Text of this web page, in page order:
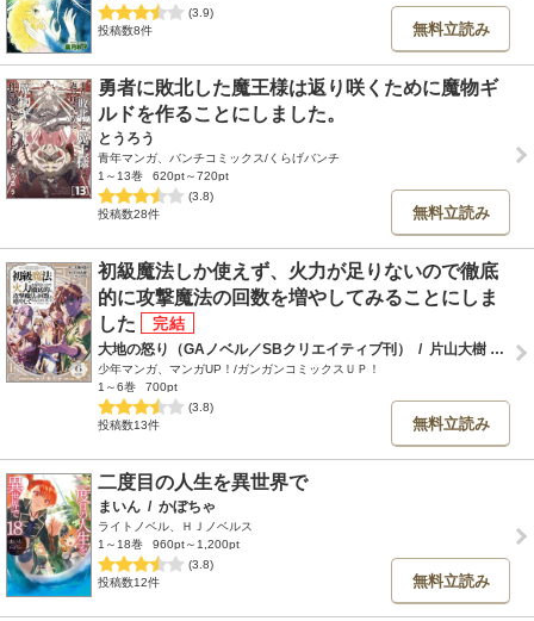
(3.9)
投稿数8件
無料立読み
勇者に敗北した魔王様は返り咲くために魔物ギ
ルドを作ることにしました。
とうろう
青年マンガ、バンチコミックス/くらげバンチ
1～13巻
620pt～720pt
(3.8)
投稿数28件
無料立読み
初級魔法しか使えず、火力が足りないので徹底
的に攻撃魔法の回数を増やしてみることにしま
した
大地の怒り（GAノベル／SBクリエイティブ刊） / 片山大樹 / しゅ
少年マンガ、マンガUP！/ガンガンコミックスＵＰ！
1～6巻
700pt
(3.8)
投稿数13件
無料立読み
二度目の人生を異世界で
まいん / かぼちゃ
ライトノベル、ＨＪノベルス
1～18巻
960pt～1,200pt
(3.8)
投稿数12件
無料立読み